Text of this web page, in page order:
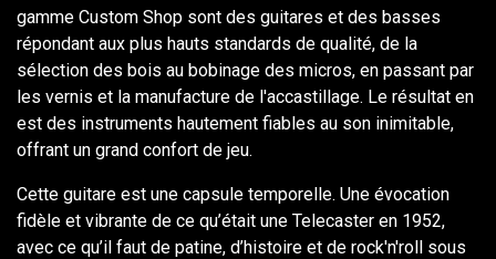
gamme Custom Shop sont des guitares et des basses
répondant aux plus hauts standards de qualité, de la
sélection des bois au bobinage des micros, en passant par
les vernis et la manufacture de l'accastillage. Le résultat en
est des instruments hautement fiables au son inimitable,
offrant un grand confort de jeu.
Cette guitare est une capsule temporelle. Une évocation
fidèle et vibrante de ce qu’était une Telecaster en 1952,
avec ce qu’il faut de patine, d’histoire et de rock'n'roll sous